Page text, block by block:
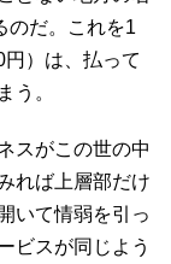
のだ。これを1
）は、払って
う。
スがこの世の中
れば上層部だけ
いて情弱を引っ
ビスが同じよう